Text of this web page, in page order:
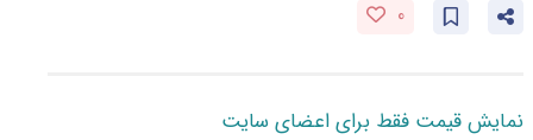
0
نمایش قیمت فقط برای اعضای سایت